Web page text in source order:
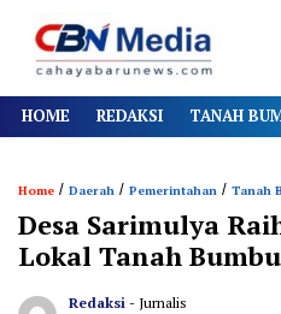
HOME REDAKSI TANAH
Home / Daerah / Pemerintahan / Tanah
Desa Sarimulya
Lokal Tanah Bumbu
Redaksi - Jurnalis